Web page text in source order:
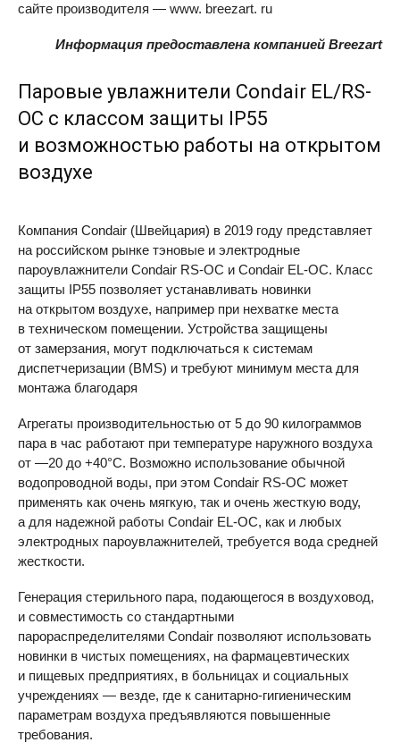
сайте производителя — www. breezart. ru
Информация предоставлена компанией Breezart
Паровые увлажнители Condair EL/RS-
OC с классом защиты IP55
и возможностью работы на открытом
воздухе
Компания Condair (Швейцария) в 2019 году представляет
на российском рынке тэновые и электродные
пароувлажнители Condair RS-OC и Condair EL-OC. Класс
защиты IP55 позволяет устанавливать новинки
на открытом воздухе, например при нехватке места
в техническом помещении. Устройства защищены
от замерзания, могут подключаться к системам
диспетчеризации (BMS) и требуют минимум места для
монтажа благодаря
Агрегаты производительностью от 5 до 90 килограммов
пара в час работают при температуре наружного воздуха
от —20 до +40°C. Возможно использование обычной
водопроводной воды, при этом Condair RS-OC может
применять как очень мягкую, так и очень жесткую воду,
а для надежной работы Condair EL-OC, как и любых
электродных пароувлажнителей, требуется вода средней
жесткости.
Генерация стерильного пара, подающегося в воздуховод,
и совместимость со стандартными
парораспределителями Condair позволяют использовать
новинки в чистых помещениях, на фармацевтических
и пищевых предприятиях, в больницах и социальных
учреждениях — везде, где к санитарно-гигиеническим
параметрам воздуха предъявляются повышенные
требования.